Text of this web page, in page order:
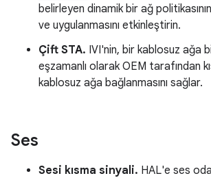
belirleyen dinamik bir ağ
ve uygulanmasını etkinleştirin.
Çift STA. IVI'nin, bir kablosuz ağa
eşzamanlı olarak OEM tarafından
kablosuz ağa bağlanmasını sağlar.
Ses
Sesi kısma sinyali. HAL'e ses